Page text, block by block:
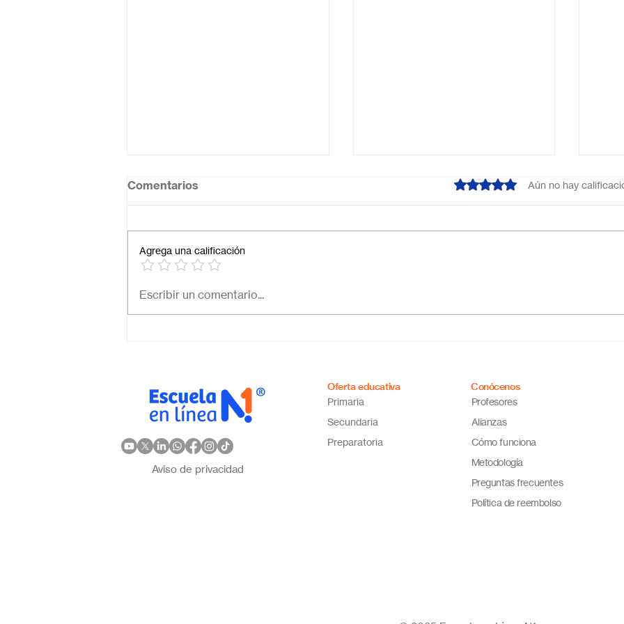
Necesito una secundaria
Comentarios Obtuvo 0 de 5 estrellas.
Aún no hay
Agrega una calificación
Escribir un comentario...
Aviso de privacidad
Oferta educativa
Primaria
Secundaria
Preparatoria
Conócenos
Profesores
Alianzas
Cómo funciona
Metodología
Preguntas frecuentes
Política de reembolso